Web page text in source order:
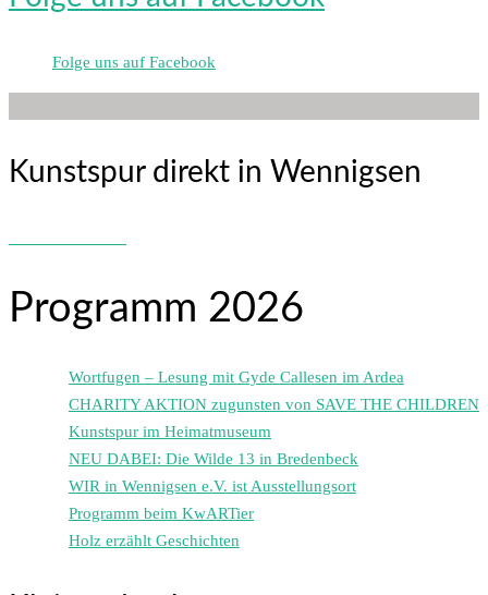
Folge uns auf Facebook
Kunstspur direkt in Wennigsen
Programm 2026
Wortfugen – Lesung mit Gyde Callesen im Ardea
CHARITY AKTION zugunsten von SAVE THE CHILDREN
Kunstspur im Heimatmuseum
NEU DABEI: Die Wilde 13 in Bredenbeck
WIR in Wennigsen e.V. ist Ausstellungsort
Programm beim KwARTier
Holz erzählt Geschichten